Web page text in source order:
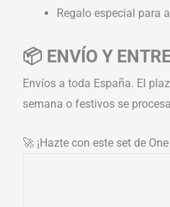
Regalo especial para
📦 ENVÍO Y
Envíos a toda España. El
semana o festivos se
🚀 ¡Hazte con este set de